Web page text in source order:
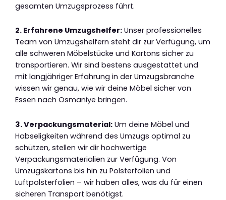
gesamten Umzugsprozess führt.
2. Erfahrene Umzugshelfer: Unser professionelles
Team von Umzugshelfern steht dir zur Verfügung, um
alle schweren Möbelstücke und Kartons sicher zu
transportieren. Wir sind bestens ausgestattet und
mit langjähriger Erfahrung in der Umzugsbranche
wissen wir genau, wie wir deine Möbel sicher von
Essen nach Osmaniye bringen.
3. Verpackungsmaterial: Um deine Möbel und
Habseligkeiten während des Umzugs optimal zu
schützen, stellen wir dir hochwertige
Verpackungsmaterialien zur Verfügung. Von
Umzugskartons bis hin zu Polsterfolien und
Luftpolsterfolien – wir haben alles, was du für einen
sicheren Transport benötigst.